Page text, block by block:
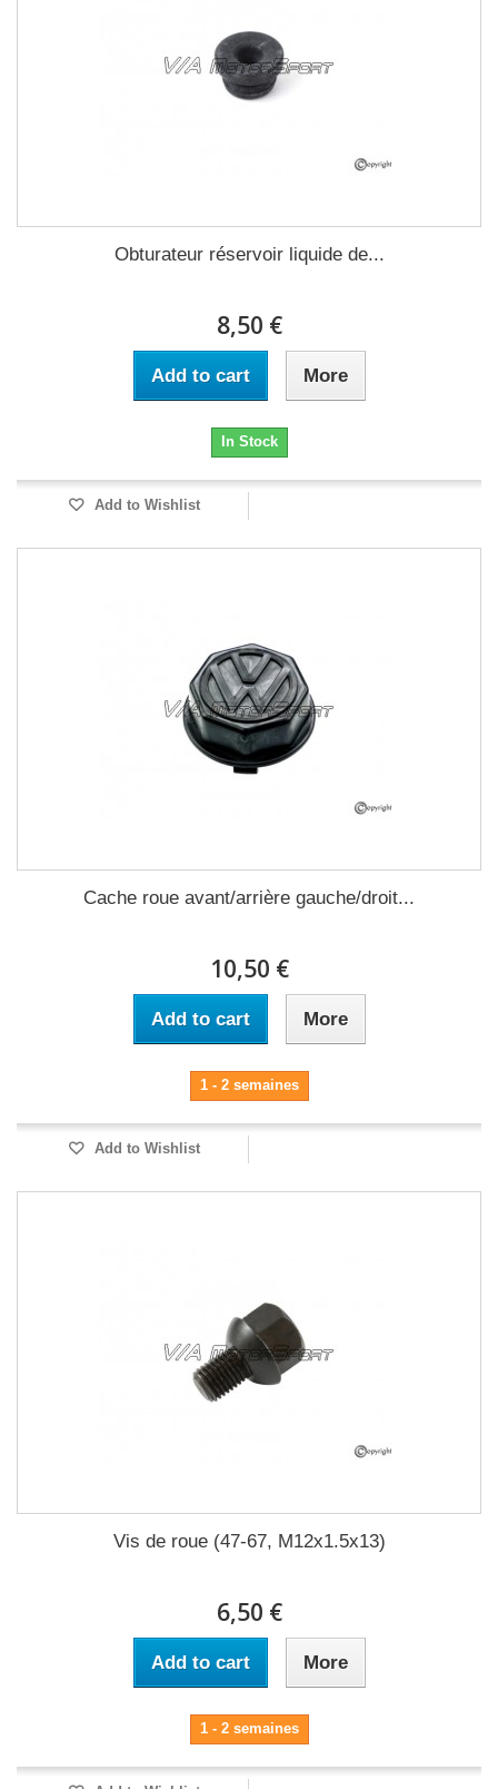
Obturateur réservoir liquide de...
8,50 €
Add to cart More
In Stock
Add to Wishlist
Cache roue avant/arrière gauche/droit...
10,50 €
Add to cart More
1 - 2 semaines
Add to Wishlist
Vis de roue (47-67, M12x1.5x13)
6,50 €
Add to cart More
1 - 2 semaines